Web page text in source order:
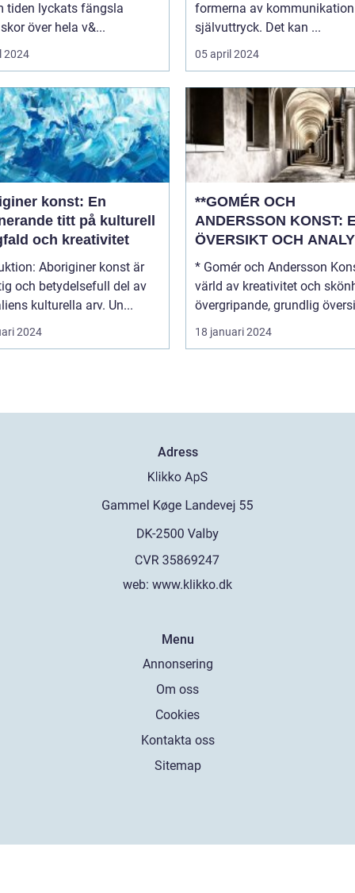
tiden lyckats fängsla
över hela v&...
2024
formerna av
självuttryck. Det kan ...
05 april 2024
konst: En
titt på kulturell
och kreativitet
konst är
och betydelsefull del av
kulturella arv. Un...
2024
**GOMÉR OCH
ANDERSSON KONST:
ÖVERSIKT OCH
* Gomér och Andersson
värld av kreativitet och
övergripande, grundlig
18 januari 2024
Adress
web: www.klikko.dk
Menu
Annonsering
Om oss
Cookies
Kontakta oss
Sitemap